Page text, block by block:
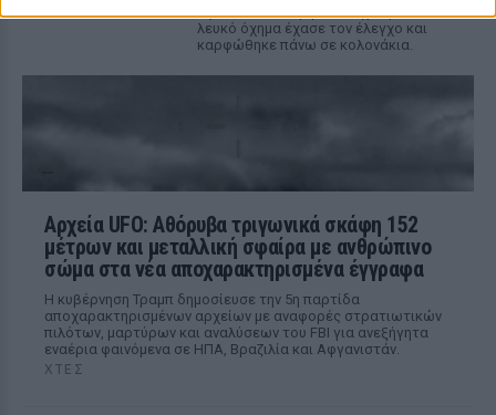
Εξαιτίας των υψηλών ταχυτήτων το
λευκό όχημα έχασε τον έλεγχο και
καρφώθηκε πάνω σε κολονάκια.
Αρχεία UFO: Αθόρυβα τριγωνικά σκάφη 152
μέτρων και μεταλλική σφαίρα με ανθρώπινο
σώμα στα νέα αποχαρακτηρισμένα έγγραφα
Η κυβέρνηση Τραμπ δημοσίευσε την 5η παρτίδα
αποχαρακτηρισμένων αρχείων με αναφορές στρατιωτικών
πιλότων, μαρτύρων και αναλύσεων του FBI για ανεξήγητα
εναέρια φαινόμενα σε ΗΠΑ, Βραζιλία και Αφγανιστάν.
ΧΤΕΣ